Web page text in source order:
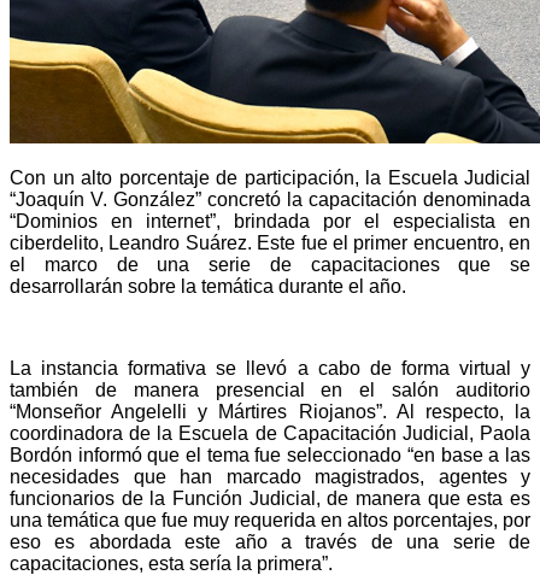
Con un alto porcentaje de participación, la Escuela Judicial
“Joaquín V. González” concretó la capacitación denominada
“Dominios en internet”, brindada por el especialista en
ciberdelito, Leandro Suárez. Este fue el primer encuentro, en
el marco de una serie de capacitaciones que se
desarrollarán sobre la temática durante el año.
La instancia formativa se llevó a cabo de forma virtual y
también de manera presencial en el salón auditorio
“Monseñor Angelelli y Mártires Riojanos”. Al respecto, la
coordinadora de la Escuela de Capacitación Judicial, Paola
Bordón informó que el tema fue seleccionado “en base a las
necesidades que han marcado magistrados, agentes y
funcionarios de la Función Judicial, de manera que esta es
una temática que fue muy requerida en altos porcentajes, por
eso es abordada este año a través de una serie de
capacitaciones, esta sería la primera”.